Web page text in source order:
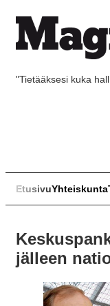
"Tietääksesi kuka
EtusivuYhteiskunta
jälleen